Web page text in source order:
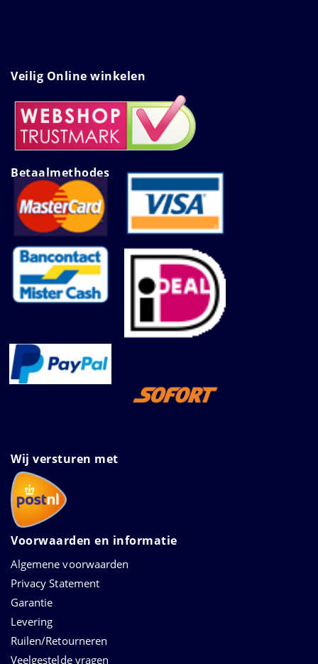
Veilig Online winkelen
Betaalmethodes
Wij versturen met
Voorwaarden en informatie
Algemene voorwaarden
Privacy Statement
Garantie
Levering
Ruilen/Retourneren
Veelgestelde vragen